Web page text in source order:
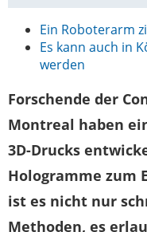
Ein Roboterarm
Es kann auch in
werden
Forschende der
Montreal haben
3D-Drucks
Hologramme zum
ist es nicht nur
Methoden, es